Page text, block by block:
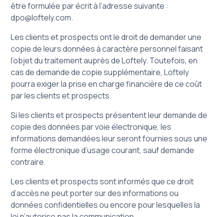
être formulée par écrit à l’adresse suivante :
dpo@loftely.com.
Les clients et prospects ont le droit de demander une
copie de leurs données à caractère personnel faisant
l’objet du traitement auprès de Loftely. Toutefois, en
cas de demande de copie supplémentaire, Loftely
pourra exiger la prise en charge financière de ce coût
par les clients et prospects.
Si les clients et prospects présentent leur demande de
copie des données par voie électronique, les
informations demandées leur seront fournies sous une
forme électronique d’usage courant, sauf demande
contraire.
Les clients et prospects sont informés que ce droit
d’accès ne peut porter sur des informations ou
données confidentielles ou encore pour lesquelles la